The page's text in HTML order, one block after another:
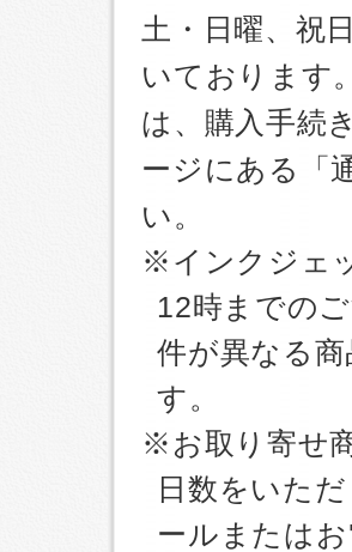
土・日曜、祝
いております
は、購入手続
ージにある「
い。
※インクジェ
12時までの
件が異なる
す。
※お取り寄せ
日数をいた
ールまたは